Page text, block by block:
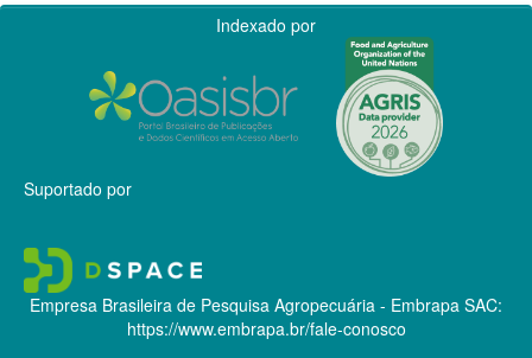
Indexado por
Suportado por
Empresa Brasileira de Pesquisa Agropecuária - Embrapa SAC:
https://www.embrapa.br/fale-conosco